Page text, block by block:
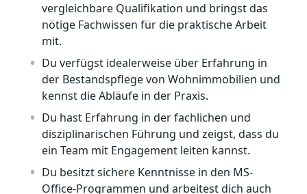
vergleichbare Qualifikation und bringst das
nötige Fachwissen für die praktische Arbeit
mit.
Du verfügst idealerweise über Erfahrung in
der Bestandspflege von Wohnimmobilien und
kennst die Abläufe in der Praxis.
Du hast Erfahrung in der fachlichen und
disziplinarischen Führung und zeigst, dass du
ein Team mit Engagement leiten kannst.
Du besitzt sichere Kenntnisse in den MS-
Office-Programmen und arbeitest dich auch